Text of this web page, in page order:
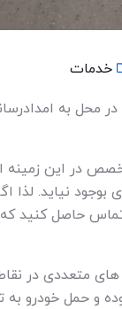
خدمات
به
در این زمینه
بوجود نیاید. لذا
حاصل کنید
های متعددی در
و حمل خودرو به